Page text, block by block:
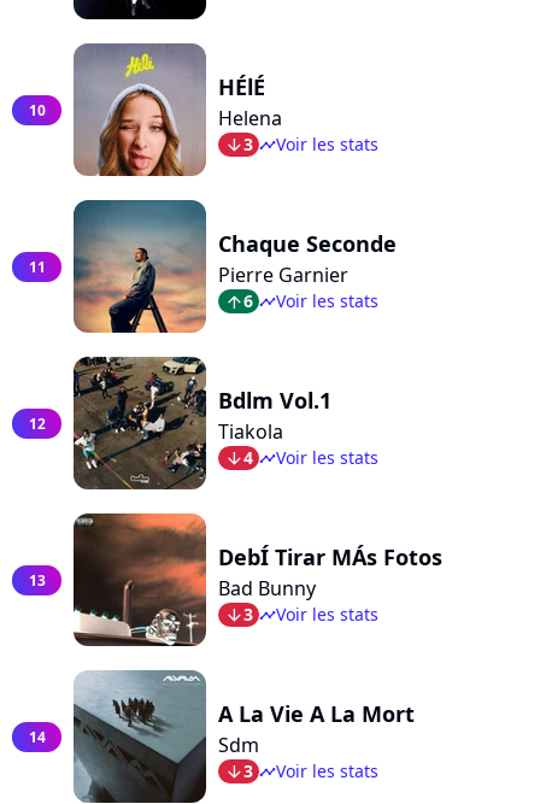
10
HÉlÉ
Helena
arrow_bot3 timelineVoir les stats
11
Chaque Seconde
Pierre Garnier
arrow_top6 timelineVoir les stats
12
Bdlm Vol.1
Tiakola
arrow_bot4 timelineVoir les stats
13
DebÍ Tirar MÁs Fotos
Bad Bunny
arrow_bot3 timelineVoir les stats
14
A La Vie A La Mort
Sdm
arrow_bot3 timelineVoir les stats